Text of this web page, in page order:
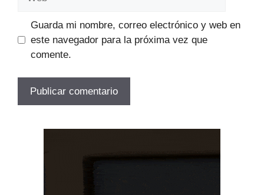
Guarda mi nombre, correo electrónico y web en
este navegador para la próxima vez que
comente.